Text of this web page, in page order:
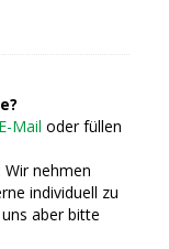
E-Mail oder füllen
Wir nehmen
individuell zu
aber bitte